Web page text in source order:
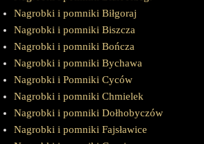
Nagrobki i pomniki Biłgoraj
Nagrobki i pomniki Biszcza
Nagrobki i pomniki Bończa
Nagrobki i pomniki Bychawa
Nagrobki i Pomniki Cyców
Nagrobki i pomniki Chmielek
Nagrobki i pomniki Dołhobyczów
Nagrobki i pomniki Fajsławice